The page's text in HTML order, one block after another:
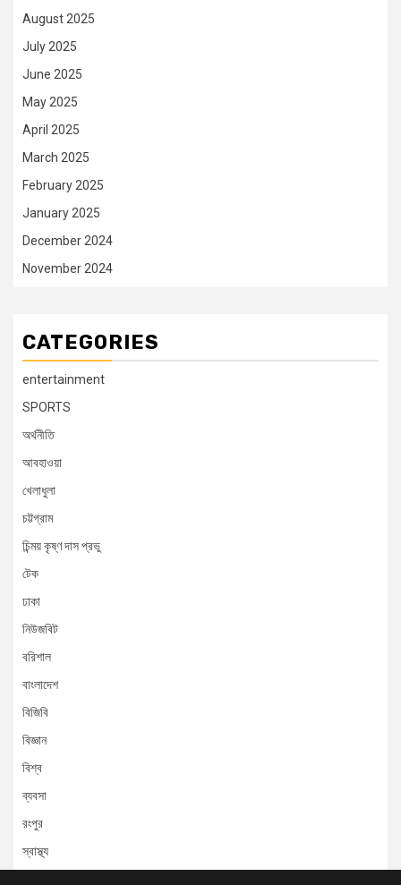
August 2025
July 2025
June 2025
May 2025
April 2025
March 2025
February 2025
January 2025
December 2024
November 2024
CATEGORIES
entertainment
SPORTS
অর্থনীতি
আবহাওয়া
খেলাধুলা
চট্টগ্রাম
চিন্ময় কৃষ্ণ দাস প্রভু
টেক
ঢাকা
নিউজবিট
বরিশাল
বাংলাদেশ
বিজিবি
বিজ্ঞান
বিশ্ব
ব্যবসা
রংপুর
স্বাস্থ্য